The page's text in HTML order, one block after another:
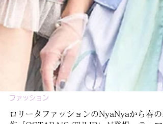
ファッション